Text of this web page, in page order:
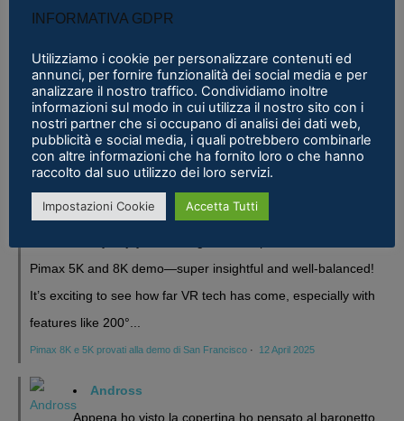
sostanza i prodotti cinesi...
Meta Phoenix: Trovato riferimento all'interno dell'ultimo firmware per Quest - VR
ITALIA·25 February 2026
Fabio
Se fosse disponibile lo prenderei al volo
Samsung Galaxy XR è realtà, ma ne avevamo bisogno?
Eric Marcus
Pimax 5K and 8K demo—super insightful and well-balanced!
It’s exciting to see how far VR tech has come, especially with
features like 200°...
Pimax 8K e 5K provati alla demo di San Francisco · 12 April 2025
Andross
Appena ho visto la copertina ho pensato al baronetto
INFORMATIVA GDPR
Utilizziamo i cookie per personalizzare contenuti ed
annunci, per fornire funzionalità dei social media e per
analizzare il nostro traffico. Condividiamo inoltre
informazioni sul modo in cui utilizza il nostro sito con i
nostri partner che si occupano di analisi dei dati web,
pubblicità e social media, i quali potrebbero combinarle
con altre informazioni che ha fornito loro o che hanno
raccolto dal suo utilizzo dei loro servizi.
Impostazioni Cookie Accetta Tutti